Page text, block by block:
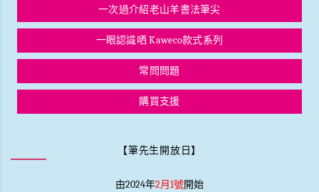
一次過介紹老山羊書法筆尖
一眼認識哂 Kaweco款式系列
常問問題
購買支援
【筆先生開放日】
由2024年2月1號開始